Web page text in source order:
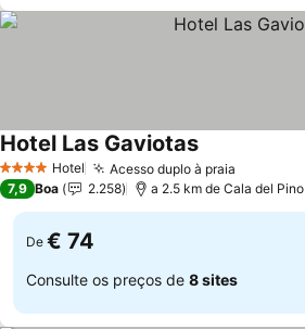
4 EstrelasHotel Acesso duplo à praia
Hotel Las GaviotasVer preços
7,9 Boa 2.258 a 2.5 km de Cala del Pino
De € 74
Consulte os preços de 8 sites